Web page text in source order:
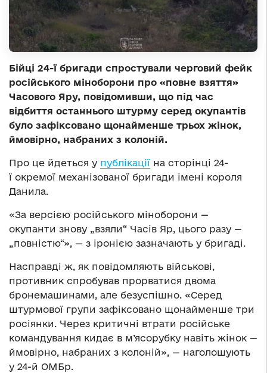
Бійці 24-ї бригади спростували черговий фейк
російського міноборони про «повне взяття»
Часового Яру, повідомивши, що під час
відбиття останнього штурму серед окупантів
було зафіксовано щонайменше трьох жінок,
ймовірно, набраних з колоній.
Про це йдеться у публікації на сторінці 24-
ї окремої механізованої бригади імені короля
Данила.
«За версією російського міноборони —
окупанти знову „взяли“ Часів Яр, цього разу —
„повністю“», — з іронією зазначають у бригаді.
Насправді ж, як повідомляють військові,
противник спробував прорватися двома
бронемашинами, але безуспішно. «Серед
штурмової групи зафіксовано щонайменше три
росіянки. Через критичні втрати російське
командування кидає в м’ясорубку навіть жінок —
ймовірно, набраних з колоній», — наголошують
у 24-й ОМБр.